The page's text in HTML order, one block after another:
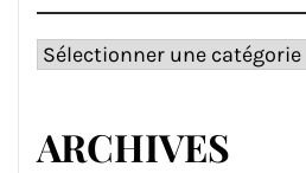
Catégories
ARCHIVES